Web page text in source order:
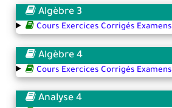
Algèbre 3
Cours Exercices Corrigés Examens
Algèbre 4
Cours Exercices Corrigés Examens
Analyse 4